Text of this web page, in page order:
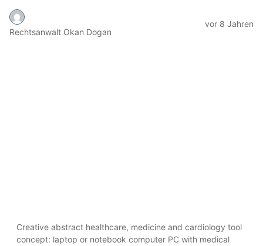
Rechtsanwalt Okan Dogan
vor 8 Jahren
Creative abstract healthcare, medicine and cardiology tool
concept: laptop or notebook computer PC with medical